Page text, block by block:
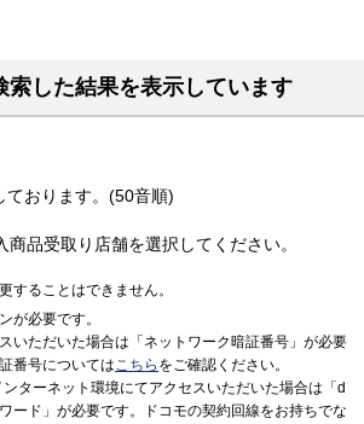
索した結果を表示しています
ております。(50音順)
品受取り店舗を選択してください。
することはできません。
が必要です。
いただいた場合は「ネットワーク暗証番号」が必要
番号についてはこちら をご確認ください。
ターネット環境にてアクセスいただいた場合は「d
ード」が必要です。ドコモの契約回線をお持ちでな